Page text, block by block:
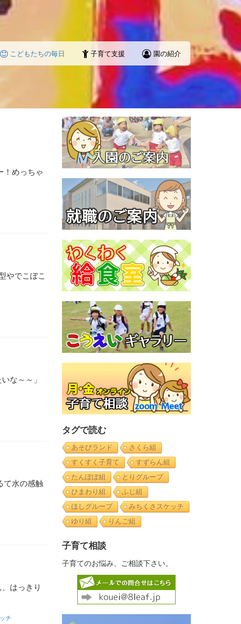
こどもたちの毎日 子育て支援 園の紹介
！めっちゃ
やでこぼこ
な～～」
て水の感触
はっきり
チ
タグで読む
あそびランド
さくら組
すくすく子育て
すずらん組
たんぽぽ組
とりグループ
ひまわり組
ふじ組
ほしグループ
みちくさスケッチ
ゆり組
りんご組
子育て相談
子育てのお悩み、ご相談下さい。